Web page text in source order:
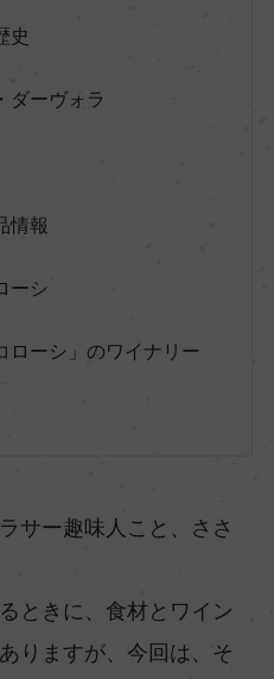
史
ダーヴォラ
情報
ーシ
ローシ」のワイナリー
サー趣味人こと、ささ
ときに、食材とワイン
りますが、今回は、そ